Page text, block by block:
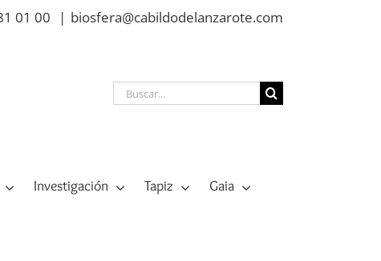
01 00 | biosfera@cabildodelanzarote.com
Buscar:
Investigación Tapiz Gaia